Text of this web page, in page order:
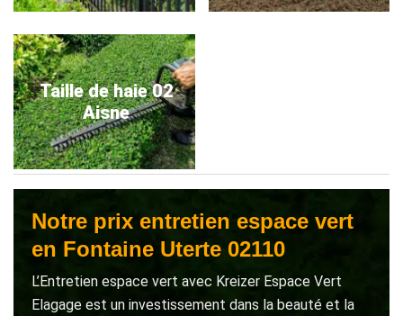
Taille de haie 02
Aisne
Notre prix entretien espace vert
en Fontaine Uterte 02110
L’Entretien espace vert avec Kreizer Espace Vert
Elagage est un investissement dans la beauté et la